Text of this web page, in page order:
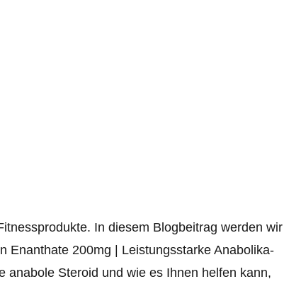
In diesem Blogbeitrag werden wir
Enanthate 200mg | Leistungsstarke Anabolika-
anabole Steroid und wie es Ihnen helfen kann,